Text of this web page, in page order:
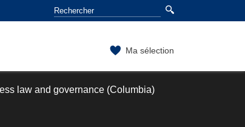
Ma sélection
law and governance (Columbia)